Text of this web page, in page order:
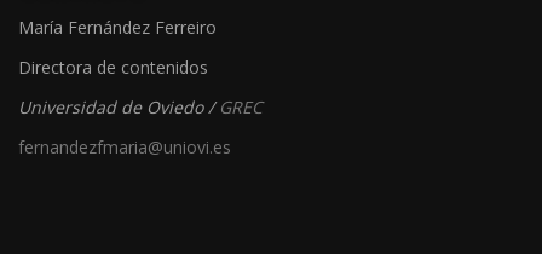
María Fernández Ferreiro
Directora de contenidos
Universidad de Oviedo /GREC
fernandezfmaria@uniovi.es